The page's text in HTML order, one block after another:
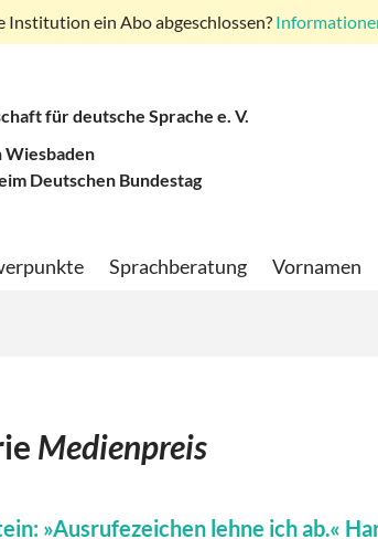
Institution ein Abo abgeschlossen?
für deutsche Sprache e. V.
Wiesbaden
Deutschen Bundestag
Sprachberatung Vornamen
Medienpreis
»Ausrufezeichen lehne ich ab.«